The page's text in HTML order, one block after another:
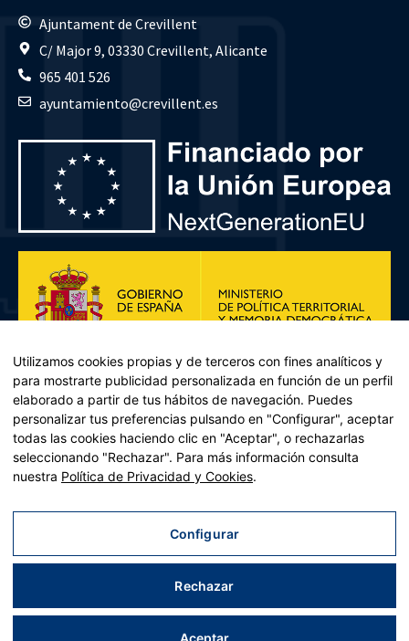
Ajuntament de Crevillent
C/ Major 9, 03330 Crevillent, Alicante
965 401 526
ayuntamiento@crevillent.es
Plan de Recuperación, Transformación y Resiliencia – Financiado por
Recuperación y resiliencia, establecido por el Reglamento (UE)
2021/241 del Parlamento Europeo y del Consejo, de 12 de febrero
Aviso legal|Política de privacidad|Política de cookies|Accesibilidad|Mapa web
| Desarrollado porTrestristes
Utilizamos cookies propias y de terceros con fines analíticos y
para mostrarte publicidad personalizada en función de un perfil
elaborado a partir de tus hábitos de navegación. Puedes
personalizar tus preferencias pulsando en "Configurar", aceptar
todas las cookies haciendo clic en "Aceptar", o rechazarlas
seleccionando "Rechazar". Para más información consulta
nuestra Política de Privacidad y Cookies.
Configurar
Rechazar
Aceptar